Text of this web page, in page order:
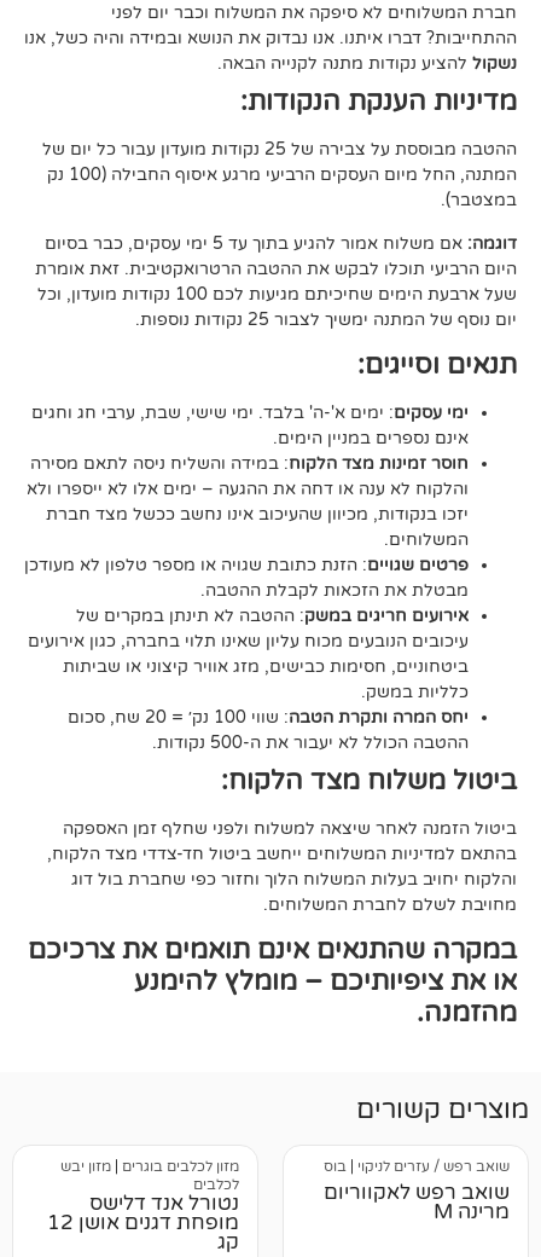
לא סיפקה את המשלוח וכבר יום לפני
איתנו. אנו נבדוק את הנושא ובמידה והיה כשל, אנו
מתנה לקנייה הבאה.
הנקודות:
ההטבה מבוססת על צבירה של 25 נקודות מועדון עבור כל יום של
המתנה, החל מיום העסקים הרביעי מרגע איסוף החבילה (100 נק
אם משלוח אמור להגיע בתוך עד 5 ימי עסקים, כבר בסיום
לבקש את ההטבה הרטרואקטיבית. זאת אומרת
שעל ארבעת הימים שחיכיתם מגיעות לכם 100 נקודות מועדון, וכל
לצבור 25 נקודות נוספות.
: ימים א'-ה' בלבד. ימי שישי, שבת, ערבי חג וחגים
במניין הימים.
מצד הלקוח: במידה והשליח ניסה לתאם מסירה
ענה או דחה את ההגעה – ימים אלו לא ייספרו ולא
מכיוון שהעיכוב אינו נחשב ככשל מצד חברת
: הזנת כתובת שגויה או מספר טלפון לא מעודכן
הזכאות לקבלת ההטבה.
חריגים במשק: ההטבה לא תינתן במקרים של
מכוח עליון שאינו תלוי בחברה, כגון אירועים
חסימות כבישים, מזג אוויר קיצוני או שביתות
ותקרת הטבה
: שווי 100 נק׳ = 20 שח, סכום
לא יעבור את ה-500 נקודות.
מצד הלקוח:
שיצאה למשלוח ולפני שחלף זמן האספקה
המשלוחים ייחשב ביטול חד-צדדי מצד הלקוח,
המשלוח הלוך וחזור כפי שחברת בול דוג
המשלוחים.
אינם תואמים את צרכיכם
– מומלץ להימנע
לניקוי|בוס מזון לכלבים בוגרים
מזון יבש
לכלבים
נטורל אנד דלישס
מופחת דגנים אושן 12